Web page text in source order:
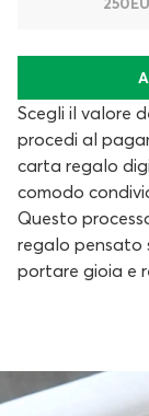
Scegli il valore
procedi al
carta regalo
comodo
Questo
regalo pensato
portare gioia e